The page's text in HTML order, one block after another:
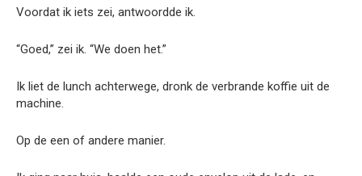
Voordat ik iets zei, antwoordde ik.
“Goed,” zei ik. “We doen het.”
Ik liet de lunch achterwege, dronk de verbrande koffie uit de
machine.
Op de een of andere manier.